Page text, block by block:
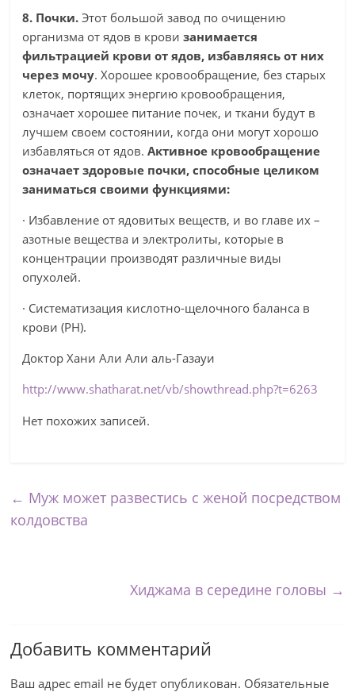
8. Почки. Этот большой завод по очищению
организма от ядов в кровизанимается
фильтрацией крови от ядов, избавляясь от них
через мочу. Хорошее кровообращение, без старых
клеток, портящих энергию кровообращения,
означает хорошее питание почек, и ткани будут в
лучшем своем состоянии, когда они могут хорошо
избавляться от ядов.Активное кровообращение
означает здоровые почки, способные целиком
заниматься своими функциями:
· Избавление от ядовитых веществ, и во главе их –
азотные вещества и электролиты, которые в
концентрации производят различные виды
опухолей.
· Систематизация кислотно-щелочного баланса в
крови (PH).
Доктор Хани Али Али аль-Газауи
http://www.shatharat.net/vb/showthread.php?t=6263
Нет похожих записей.
← Муж может развестись с женой посредством
колдовства
Хиджамa в середине головы →
Добавить комментарий
Ваш адрес email не будет опубликован. Обязательные